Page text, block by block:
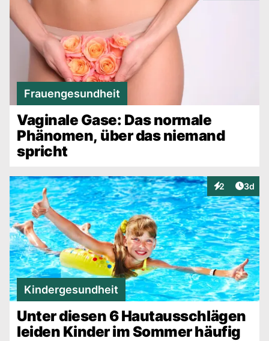
Frauengesundheit
Vaginale Gase: Das normale
Phänomen, über das niemand
spricht
2
Interaktionen
3d
Kindergesundheit
Unter diesen 6 Hautausschlägen
leiden Kinder im Sommer häufig